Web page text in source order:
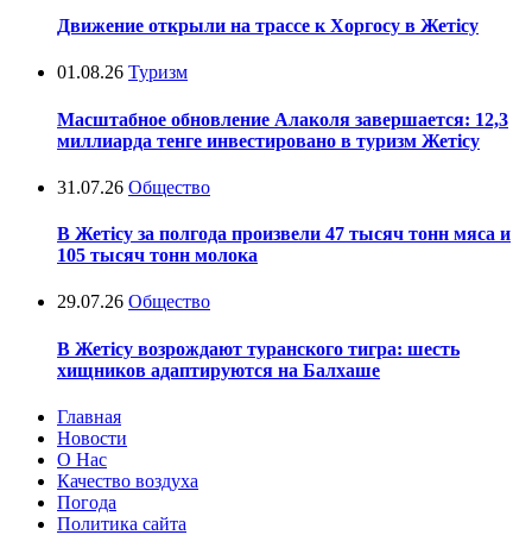
Движение открыли на трассе к Хоргосу в Жетісу
01.08.26 Туризм
Масштабное обновление Алаколя завершается: 12,3
миллиарда тенге инвестировано в туризм Жетісу
31.07.26 Общество
В Жетісу за полгода произвели 47 тысяч тонн мяса и
105 тысяч тонн молока
29.07.26 Общество
В Жетісу возрождают туранского тигра: шесть
хищников адаптируются на Балхаше
Главная
Новости
О Нас
Качество воздуха
Погода
Политика сайта